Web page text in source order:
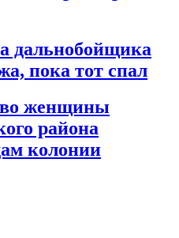
дальнобойщика
пока тот спал
женщины
района
колонии